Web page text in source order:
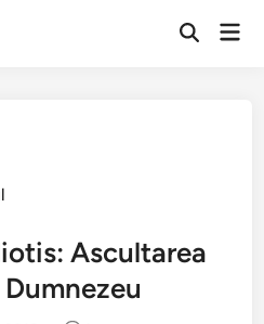
Deschide
Ascultarea